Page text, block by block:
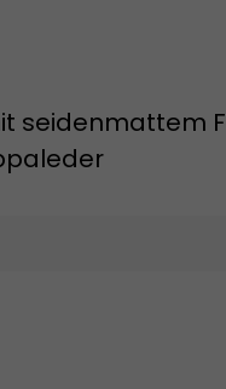
seidenmattem